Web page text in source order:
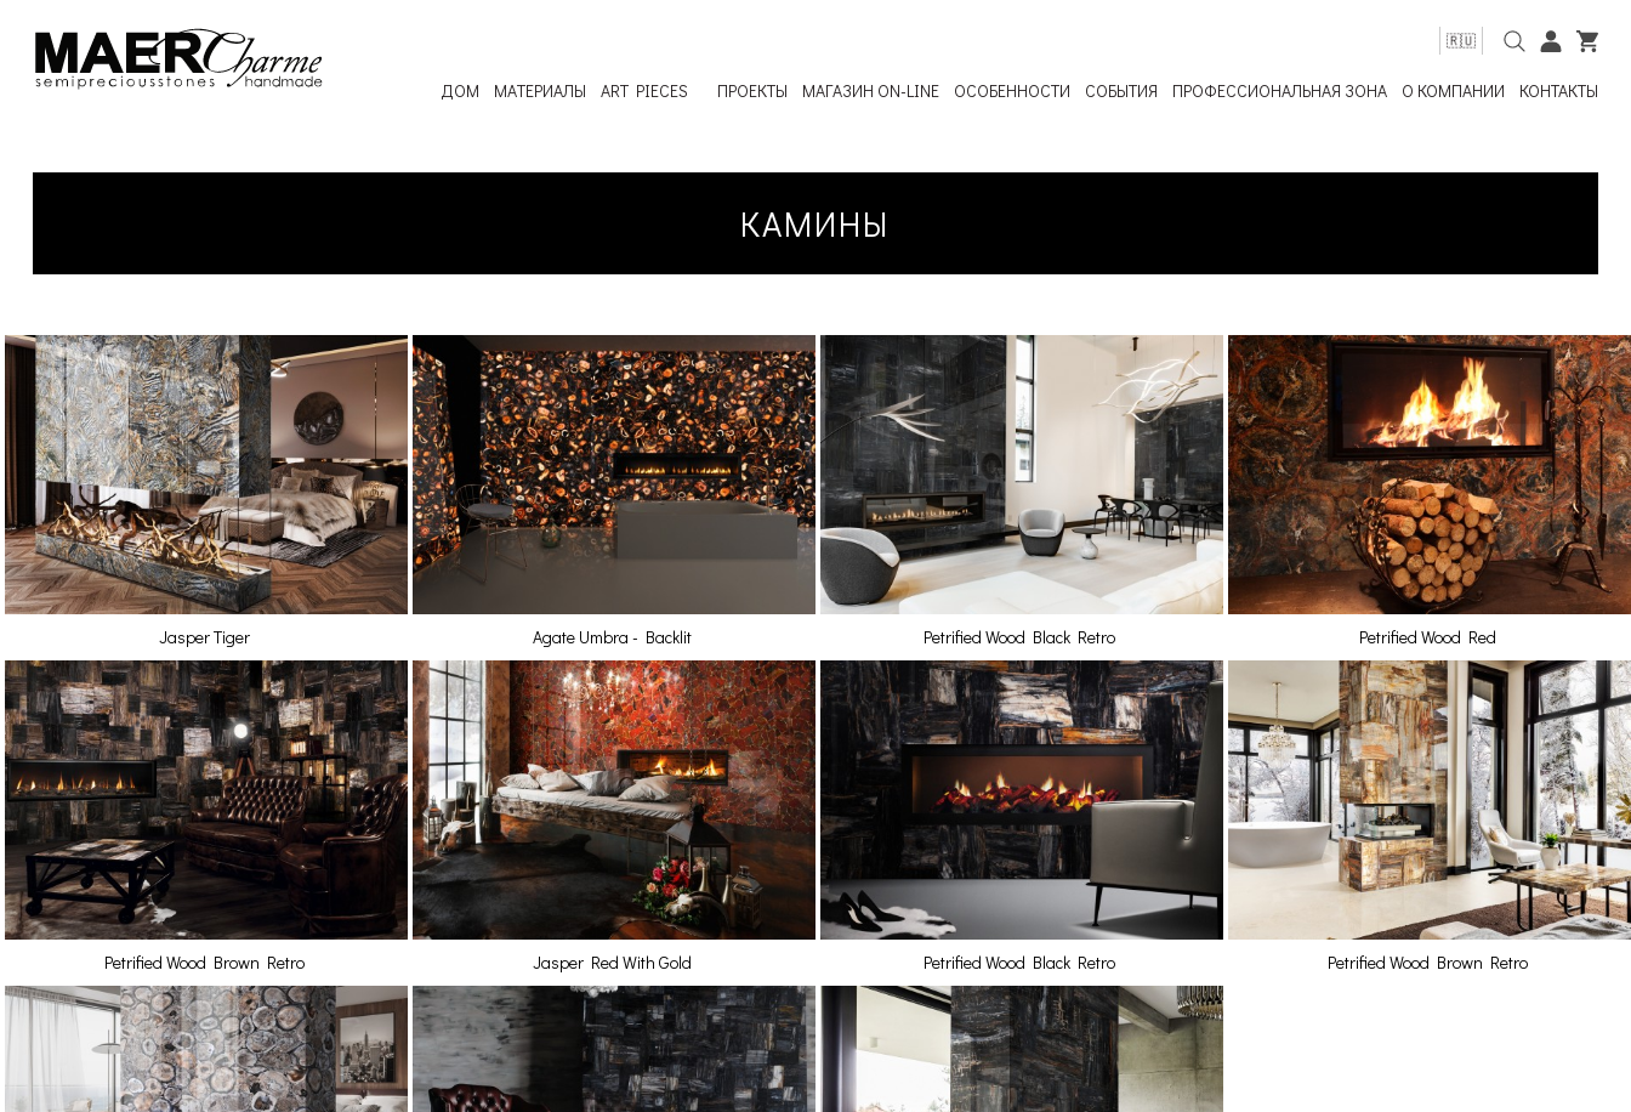
🇷🇺
ДОМ МАТЕРИАЛЫ ART PIECES ПРОЕКТЫ МАГАЗИН ON-LINE ОСОБЕННОСТИ СОБЫТИЯ ПРОФЕССИОНАЛЬНАЯ ЗОНА О КОМПАНИИ КОНТАКТЫ
КАМИНЫ
Jasper Tiger Agate Umbra - Backlit Petrified Wood Black Retro Petrified Wood Red
Petrified Wood Brown Retro Jasper Red With Gold Petrified Wood Black Retro Petrified Wood Brown Retro